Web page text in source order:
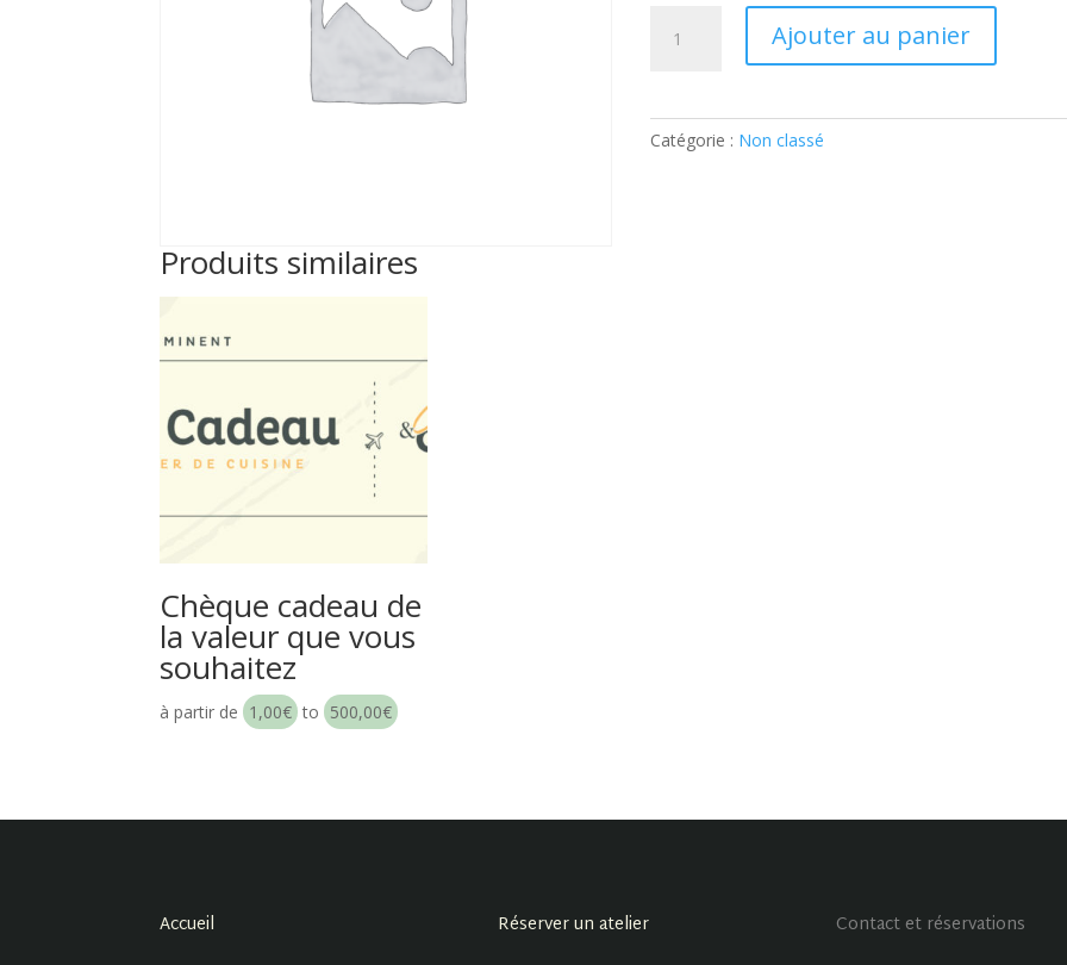
ENFANT
Ajouter au panier
Catégorie : Non classé
Produits similaires
Chèque cadeau de
la valeur que vous
souhaitez
à partir de 1,00€ to 500,00€
Accueil
Réserver un atelier
Contact et réservations